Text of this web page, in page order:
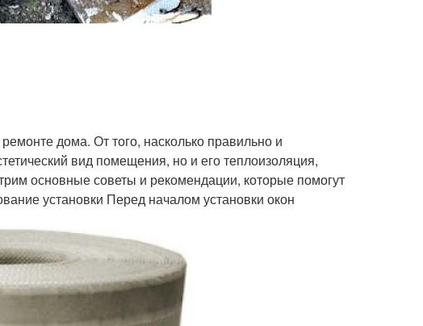
дома. От того, насколько правильно и
вид помещения, но и его теплоизоляция,
основные советы и рекомендации, которые помогут
установки Перед началом установки окон